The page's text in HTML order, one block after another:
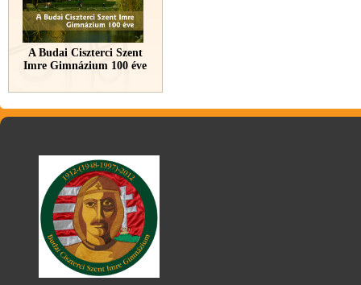
A Budai Ciszterci Szent
Imre Gimnázium 100 éve